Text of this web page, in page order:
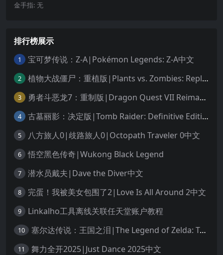
金手指: 无
排行榜展示
1 宝可梦传说：Z-A|Pokémon Legends: Z-A中文
2 植物大战僵尸：重植版|Plants vs. Zombies: Replanted中文
3 勇者斗恶龙7：重制版|Dragon Quest VII Reimagined中文
4 古墓丽影：决定版|Tomb Raider: Definitive Edition中文
5 八方旅人0|歧路旅人0|Octopath Traveler 0中文
6 悟空黑色传奇|Wukong Black Legend
7 潜水员戴夫|Dave the Diver中文
8 完蛋！我被美女包围了2|Love Is All Around 2中文
9 Linkalho工具离线关联任天堂账户教程
10 塞尔达传说：王国之泪|The Legend of Zelda: Tears of the Kingdom中文
11 舞力全开2025|Just Dance 2025中文